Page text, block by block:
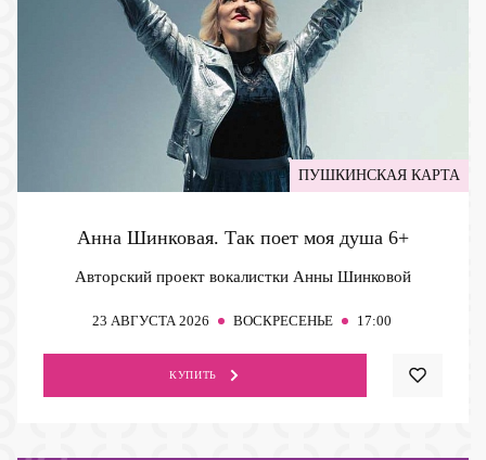
ПУШКИНСКАЯ КАРТА
Анна Шинковая. Так поет моя душа 6+
Авторский проект вокалистки Анны Шинковой
23 АВГУСТА 2026 ВОСКРЕСЕНЬЕ 17:00
КУПИТЬ